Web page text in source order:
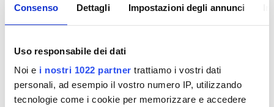
Consenso Dettagli Impostazioni degli annunci
Uso responsabile dei dati
Noi e i nostri 1022 partner trattiamo i vostri dati
personali, ad esempio il vostro numero IP, utilizzando
tecnologie come i cookie per memorizzare e accedere
Affidamenti Diretti 2019(visualizza
documentazione)
interventi di Publiacqua 2016 - 2021 (visualizza
documentazione) .Tale programma è soggetto a
revisioni nel 2020
Siestema Qualifica Fornitori